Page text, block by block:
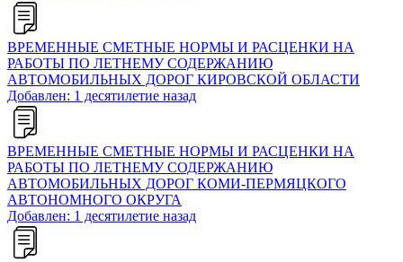
ВРЕМЕННЫЕ СМЕТНЫЕ НОРМЫ И РАСЦЕНКИ НА
РАБОТЫ ПО ЛЕТНЕМУ СОДЕРЖАНИЮ
АВТОМОБИЛЬНЫХ ДОРОГ КИРОВСКОЙ ОБЛАСТИ
Добавлен: 1 десятилетие назад
ВРЕМЕННЫЕ СМЕТНЫЕ НОРМЫ И РАСЦЕНКИ НА
РАБОТЫ ПО ЛЕТНЕМУ СОДЕРЖАНИЮ
АВТОМОБИЛЬНЫХ ДОРОГ КОМИ-ПЕРМЯЦКОГО
АВТОНОМНОГО ОКРУГА
Добавлен: 1 десятилетие назад